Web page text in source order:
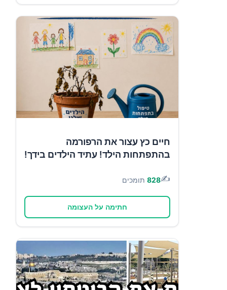
חיים כץ עצור את הרפורמה
בהתפתחות הילד! עתיד הילדים בידך!
✍️
828 תומכים
חתימה על העצומה